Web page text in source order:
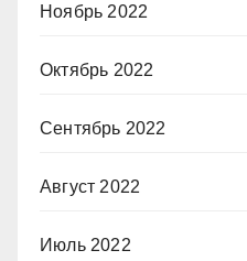
Ноябрь 2022
Октябрь 2022
Сентябрь 2022
Август 2022
Июль 2022